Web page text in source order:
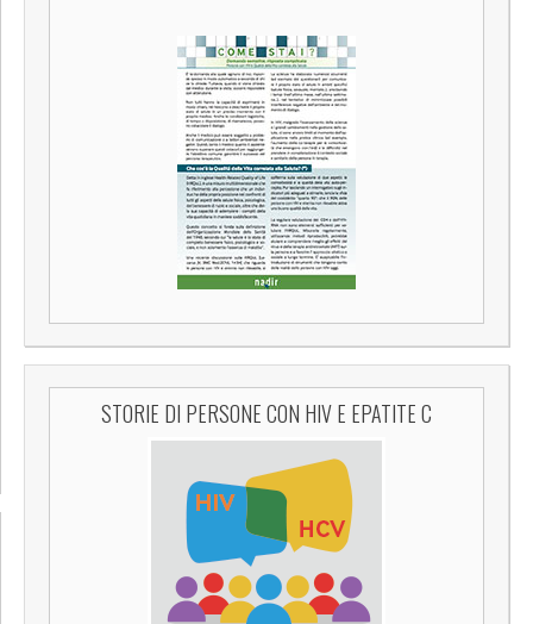
STORIE DI PERSONE CON HIV E EPATITE C